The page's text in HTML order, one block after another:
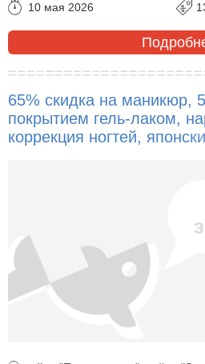
10 мая 2026
65% скидка на маникюр,
покрытием гель-лаком,
коррекция ногтей,